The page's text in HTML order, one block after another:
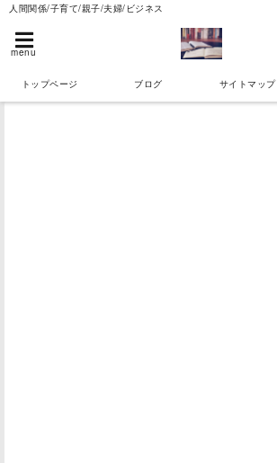
人間関係/子育て/親子/夫婦/ビジネス
menu
トップページ ブログ サイトマップ